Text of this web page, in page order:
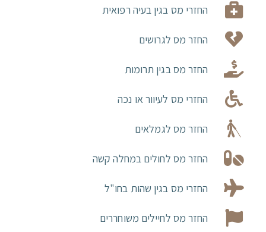
החזרי מס בגין בעיה רפואית
החזר מס לגרושים
החזר מס בגין תרומות
החזרי מס לעיוור או נכה
החזר מס לגמלאים
החזר מס לחולים במחלה קשה
החזרי מס בגין שהות בחו"ל
החזר מס לחיילים משוחררים